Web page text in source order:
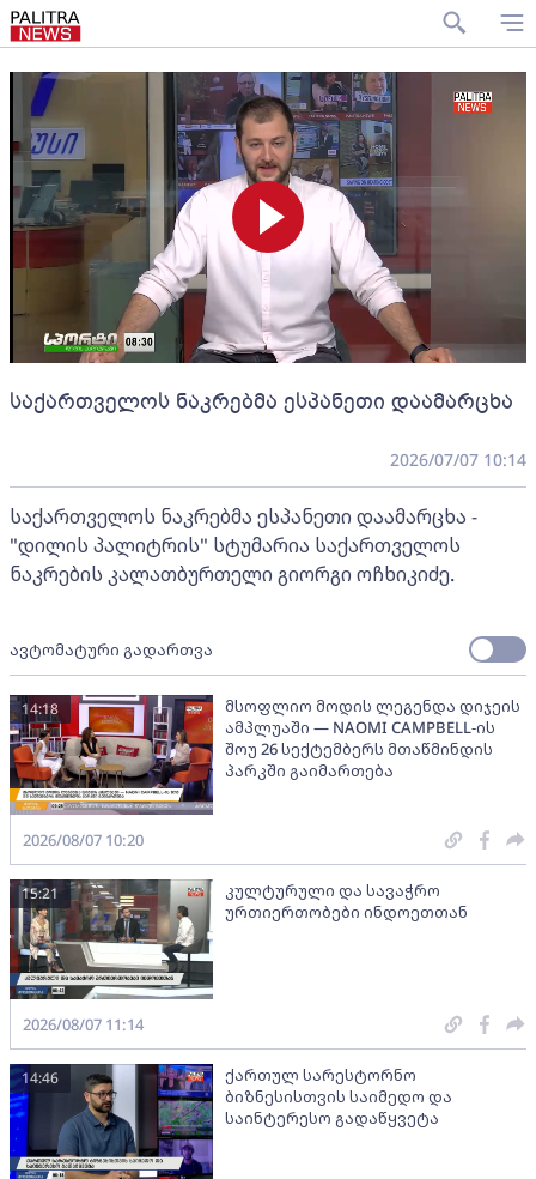
საქართველოს ნაკრებმა ესპანეთი დაამარცხა
2026/07/07 10:14
საქართველოს ნაკრებმა ესპანეთი დაამარცხა -
"დილის პალიტრის" სტუმარია საქართველოს
ნაკრების კალათბურთელი გიორგი ოჩხიკიძე.
ავტომატური გადართვა
მსოფლიო მოდის ლეგენდა დიჯეის
ამპლუაში — NAOMI CAMPBELL-ის
შოუ 26 სექტემბერს მთაწმინდის
პარკში გაიმართება
14:18
2026/08/07 10:20
კულტურული და სავაჭრო
ურთიერთობები ინდოეთთან
15:21
2026/08/07 11:14
ქართულ სარესტორნო
ბიზნესისთვის საიმედო და
საინტერესო გადაწყვეტა
14:46